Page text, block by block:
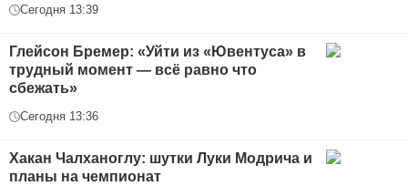
Сегодня 13:39
Глейсон Бремер: «Уйти из «Ювентуса» в
трудный момент — всё равно что
сбежать»
Сегодня 13:36
Хакан Чалханоглу: шутки Луки Модрича и
планы на чемпионат